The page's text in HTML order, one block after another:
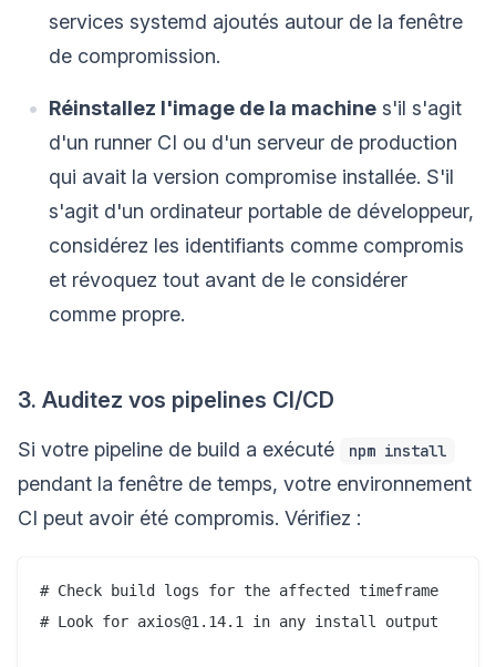
services systemd ajoutés autour de la fenêtre
de compromission.
Réinstallez l'image de la machine s'il s'agit
d'un runner CI ou d'un serveur de production
qui avait la version compromise installée. S'il
s'agit d'un ordinateur portable de développeur,
considérez les identifiants comme compromis
et révoquez tout avant de le considérer
comme propre.
3. Auditez vos pipelines CI/CD
Si votre pipeline de build a exécuté npm install
pendant la fenêtre de temps, votre environnement
CI peut avoir été compromis. Vérifiez :
# Check build logs for the affected timeframe
# Look for axios@1.14.1 in any install output